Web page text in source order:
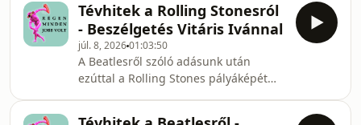
filmjeiről beszélgettünk, köztük olyan
óriási kedvenceinkről, mint a
&quot;Kincs, ami nincs&quot;, vagy a
&quot;Nincs kettő négy
nélkül&quot;.A beszélgetés
résztvevői:Balázsy IstvánBezsenyi
TamásCsunderlik PéterDékány LászlóA
Tévhitek a Rolling Stonesról
- Beszélgetés Vitáris Ivánnal
júl. 8, 202601:03:50
A Beatlesről szóló adásunk után
ezúttal a Rolling Stones pályáképét